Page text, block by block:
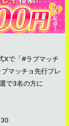
Xで「#ラブマッチ
マッチョ先行プレ
で3名の方に